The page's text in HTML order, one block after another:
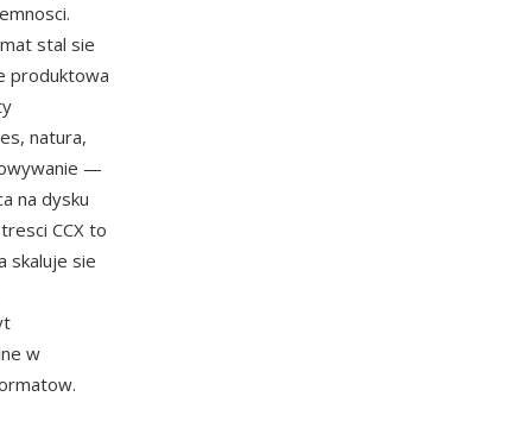
stal sie
produktowa
natura,
—
na dysku
CCX to
skaluje sie
w